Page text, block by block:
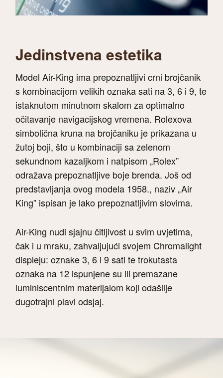
Jedinstvena estetika
Model Air-King ima prepoznatljivi crni brojčanik
s kombinacijom velikih oznaka sati na 3, 6 i 9, te
istaknutom minutnom skalom za optimalno
očitavanje navigacijskog vremena. Rolexova
simbolična kruna na brojčaniku je prikazana u
žutoj boji, što u kombinaciji sa zelenom
sekundnom kazaljkom i natpisom „Rolex”
odražava prepoznatljive boje brenda. Još od
predstavljanja ovog modela 1958., naziv „Air
King” ispisan je lako prepoznatljivim slovima.
Air-King nudi sjajnu čitljivost u svim uvjetima,
čak i u mraku, zahvaljujući svojem Chromalight
displeju: oznake 3, 6 i 9 sati te trokutasta
oznaka na 12 ispunjene su ili premazane
luminiscentnim materijalom koji odašilje
dugotrajni plavi odsjaj.